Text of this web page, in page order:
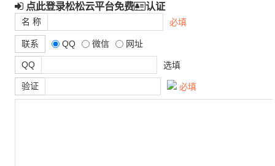
点此登录松松云平台免费 认证
名 称 必填
联系 QQ 微信 网址
QQ 选填
验证 必填